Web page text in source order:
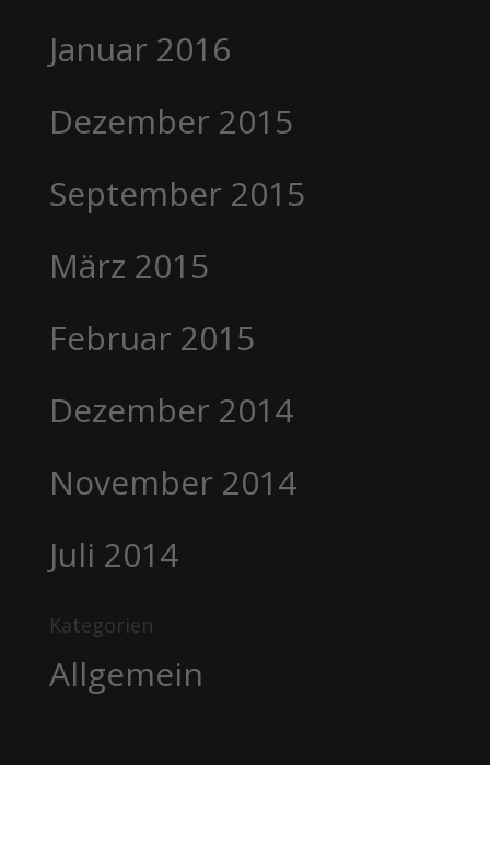
Januar 2016
Dezember 2015
September 2015
März 2015
Februar 2015
Dezember 2014
November 2014
Juli 2014
Kategorien
Allgemein